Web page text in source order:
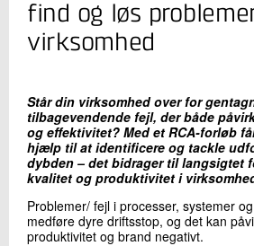
Cirkulære Ressourcer
+45 72 20 17 42
Skriv til mig
find og løs
virksomhed
Står din virksomhed over for
tilbagevendende fejl, der både
og effektivitet? Med et RCA-forløb
hjælp til at identificere og tackle
dybden – det bidrager til langsigtet
kvalitet og produktivitet i
Problemer/ fejl i processer, systemer
medføre dyre driftsstop, og det kan
produktivitet og brand negativt.